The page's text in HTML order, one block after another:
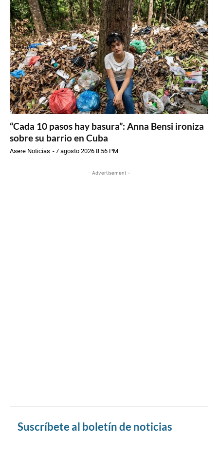
“Cada 10 pasos hay basura”: Anna Bensi ironiza
sobre su barrio en Cuba
Asere Noticias -7 agosto 2026 8:56 PM
- Advertisement -
Suscríbete al boletín de noticias